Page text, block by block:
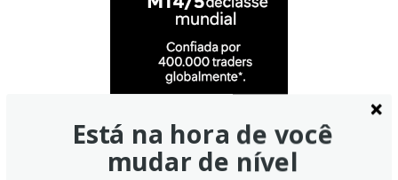
Está na hora de você
mudar de nível